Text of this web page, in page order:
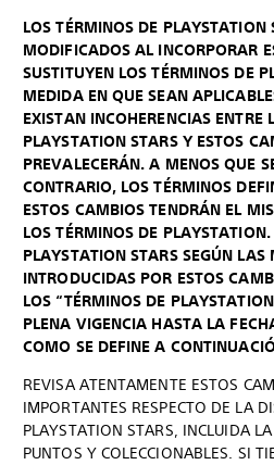
LOS TÉRMINOS DE PLAYSTATION
MODIFICADOS AL INCORPORAR
SUSTITUYEN LOS TÉRMINOS DE
MEDIDA EN QUE SEAN
EXISTAN INCOHERENCIAS ENTRE
PLAYSTATION STARS Y ESTOS
PREVALECERÁN. A MENOS QUE
CONTRARIO, LOS TÉRMINOS
ESTOS CAMBIOS TENDRÁN EL
LOS TÉRMINOS DE
PLAYSTATION STARS SEGÚN LAS
INTRODUCIDAS POR ESTOS
LOS “TÉRMINOS DE
PLENA VIGENCIA HASTA LA
COMO SE DEFINE A
REVISA ATENTAMENTE ESTOS
IMPORTANTES RESPECTO DE LA
PLAYSTATION STARS, INCLUIDA
PUNTOS Y COLECCIONABLES. SI